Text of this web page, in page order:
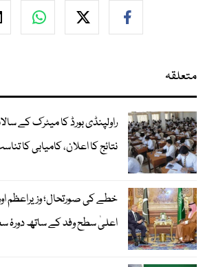
متعلقہ
راولپنڈی بورڈ کا میٹرک کے
نتائج کا اعلان، کامیابی کا تناسب 61.31
خطے کی صورتحال؛ وزیراعظم
اعلیٰ سطح وفد کے ساتھ دورۂ